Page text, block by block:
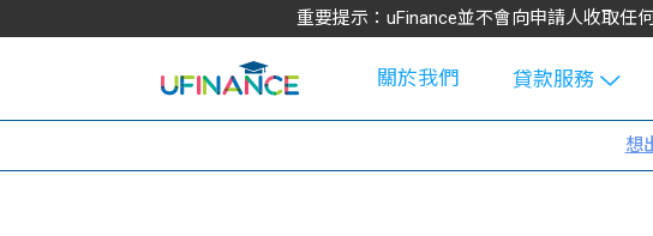
重要提示：uFinance並不會向申請人收取任
關於我們
貸款服務
學生貸款
想